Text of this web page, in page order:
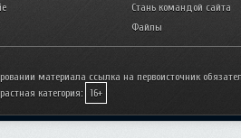
Стань командой сайта
Файлы
материала ссылка на первоисточник
категория: 16+